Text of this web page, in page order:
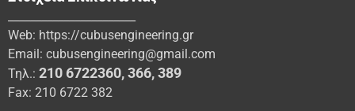
Web: https://cubusengineering.gr
Email: cubusengineering@gmail.com
Τηλ.: 210 6722360,366,389
Fax: 210 6722 382